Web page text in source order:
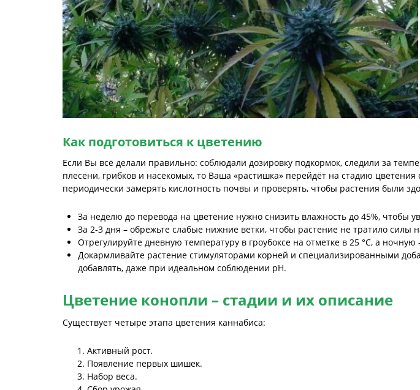
Как подготовиться к цветению
Если Вы всё делали правильно: соблюдали дозировку подкормок, следили за
плесени, грибков и насекомых, то Ваша «растишка» перейдёт на стадию
периодически замерять кислотность почвы и проверять, чтобы растения были
За неделю до перевода на цветение нужно снизить влажность до 45%, чтобы
За 2-3 дня – обрежьте слабые нижние ветки, чтобы растение не тратило силы
Отрегулируйте дневную температуру в гроубоксе на отметке в 25 °C, а ночную
Докармливайте растение стимуляторами корней и специализированными
добавлять, даже при идеальном соблюдении pH.
Цветение конопли – стадии и их описание
Существует четыре этапа цветения каннабиса:
Активный рост.
Появление первых шишек.
Набор веса.